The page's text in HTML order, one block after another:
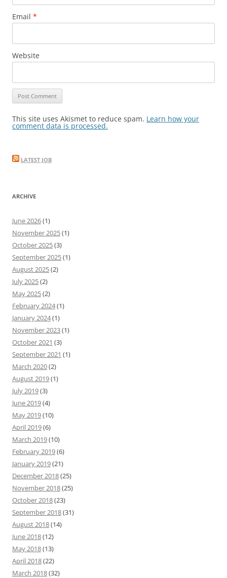
Email *
Website
This site uses Akismet to reduce spam. Learn how your
comment data is processed.
LATEST JOB
ARCHIVE
June 2026(1)
November 2025(1)
October 2025(3)
September 2025(1)
August 2025(2)
July 2025(2)
May 2025(2)
February 2024(1)
January 2024(1)
November 2023(1)
October 2021 (3)
September 2021 (1)
March 2020(2)
August 2019(1)
July 2019(3)
June 2019(4)
May 2019(10)
April 2019(6)
March 2019(10)
February 2019(6)
January 2019(21)
December 2018(25)
November 2018(25)
October 2018(23)
September 2018(31)
August 2018(14)
June 2018(12)
May 2018(13)
April 2018(22)
March 2018(32)